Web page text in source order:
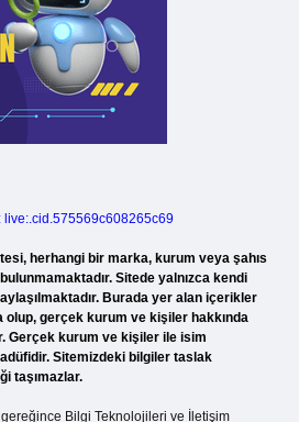
live:.cid.575569c608265c69
herhangi bir marka, kurum veya şahıs
Sitede yalnızca kendi
Burada yer alan içerikler
olup, gerçek kurum ve kişiler hakkında
Gerçek kurum ve kişiler ile isim
Sitemizdeki bilgiler taslak
taşımazlar.
gereğince Bilgi Teknolojileri ve İletişim